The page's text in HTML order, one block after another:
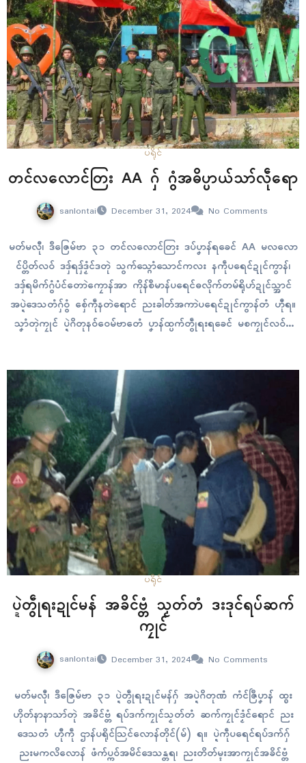
ပရိုၚ်
တၚ်လလောၚ်တြး AA ဂှ် ဂွံအဓိပ္ပာယ်သာ်လဵုရော
sanlontai December 31, 2024 No Comments
မတ်မလီု၊ ဒဳဇြေမ်ဗာ ၃၁ တၚ်လလောၚ်တြး ဒပ်ပၞာန်ရခေၚ် AA မလလော
ၚ်ပ္တိတ်လဝ် ဒဒှ်ရဒှ်ဒၟံၚ်ဒတုဲ သွက်သ္ဂောံသောၚ်ကလး နကဵုပရေၚ်ဍုၚ်ကွာန်၊
ဒဒှ်ရမိက်ဂွံပံၚ်တောဲကၠောန်အာ ကိုန်စဳမာန်ပရေၚ်ဓလိုက်တမ်ရိုဟ်ဍုၚ်သ္အာၚ်
အပ္ဍဲဒေသတံဂှ်ဝွံ စှ်ေကဵုနတဲရောၚ် ညးခါတ်အကာဲပရေၚ်ဍုၚ်ကွာန်တံ ဟီုရ။
သၞာံတုဲကၠုၚ် ပ္ဍဲဂိတုနဝ်ဝေမ်ဗာတေံ ပၞာန်ထ္ပက်တွဵုရးရခေၚ် မစကၠုၚ်လဝ်ဂှ်
ပရိုၚ်
ပ္ဍဲတွဵုရးဍုၚ်မန် အခိၚ်ဗ္တံ သၟတ်တံ ဒးဒုၚ်ရပ်ဆက်
ကၠုၚ်
sanlontai December 31, 2024 No Comments
မတ်မလီု၊ ဒဳဇြေမ်ဗာ ၃၁ ပ္ဍဲတွဵုရးဍုၚ်မန်ဂှ် အပ္ဍဲဂိတုဏံ ကံၚ်ဇြဳပၞာန် ထ္ၜး
ဟိုတ်နာနာသာ်တုဲ အခိၚ်ဗ္တံ ရပ်ဒက်ကၠုၚ်သၟတ်တံ ဆက်ကၠုၚ်ဒၟံၚ်ရောၚ် ညး
ဒေသတံ ဟီုကဵု ဌာန်ပရိုၚ်သြၚ်လောန်တိုၚ်(မ်) ရ။ ပ္ဍဲကဵုပရေၚ်ရပ်ဒက်ဂှ်
ညးမကလိလောန် ဖံက်ပ္ကဝ်အမိၚ်ဒေသန္တရ၊ ညးတိတ်မ္ၚးအာကၠုၚ်အခိၚ်ဗ္တံ